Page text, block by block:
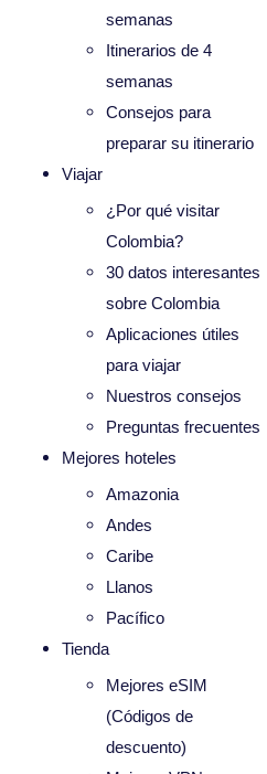
semanas
Itinerarios de 4
semanas
Consejos para
preparar su itinerario
Viajar
¿Por qué visitar
Colombia?
30 datos interesantes
sobre Colombia
Aplicaciones útiles
para viajar
Nuestros consejos
Preguntas frecuentes
Mejores hoteles
Amazonia
Andes
Caribe
Llanos
Pacífico
Tienda
Mejores eSIM
(Códigos de
descuento)